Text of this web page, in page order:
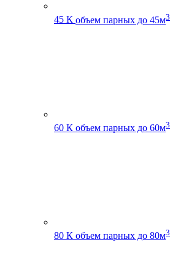
45 К объем парных до 45м3
60 К объем парных до 60м3
80 К объем парных до 80м3